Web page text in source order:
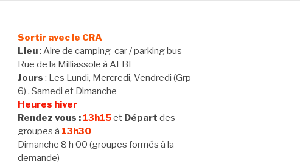
Sortir avec le CRA
Lieu: Aire de camping-car / parking bus
Rue de la Milliassole à ALBI
Jours : Les Lundi, Mercredi, Vendredi (Grp
6) , Samedi et Dimanche
Heures hiver
Rendez vous : 13h15et Départ des
groupes à 13h30
Dimanche 8 h 00 (groupes formés à la
demande)